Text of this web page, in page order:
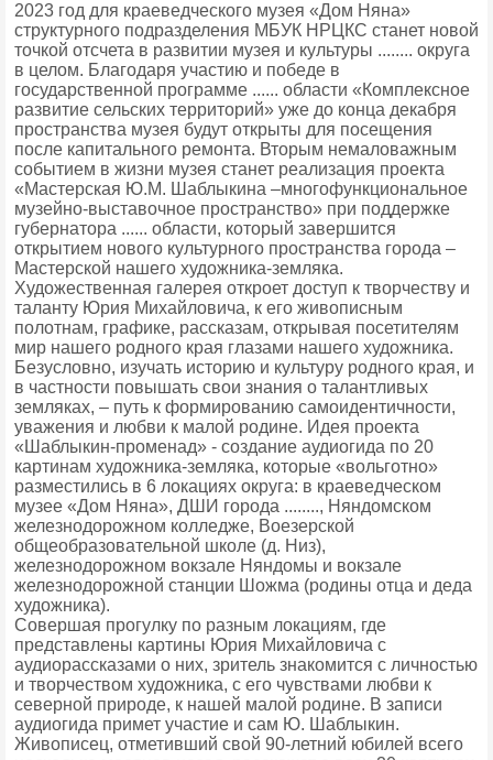
2023 год для краеведческого музея «Дом Няна»
структурного подразделения МБУК НРЦКС станет новой
точкой отсчета в развитии музея и культуры ........ округа
в целом. Благодаря участию и победе в
государственной программе ...... области «Комплексное
развитие сельских территорий» уже до конца декабря
пространства музея будут открыты для посещения
после капитального ремонта. Вторым немаловажным
событием в жизни музея станет реализация проекта
«Мастерская Ю.М. Шаблыкина –многофункциональное
музейно-выставочное пространство» при поддержке
губернатора ...... области, который завершится
открытием нового культурного пространства города –
Мастерской нашего художника-земляка.
Художественная галерея откроет доступ к творчеству и
таланту Юрия Михайловича, к его живописным
полотнам, графике, рассказам, открывая посетителям
мир нашего родного края глазами нашего художника.
Безусловно, изучать историю и культуру родного края, и
в частности повышать свои знания о талантливых
земляках, – путь к формированию самоидентичности,
уважения и любви к малой родине. Идея проекта
«Шаблыкин-променад» - создание аудиогида по 20
картинам художника-земляка, которые «вольготно»
разместились в 6 локациях округа: в краеведческом
музее «Дом Няна», ДШИ города ........, Няндомском
железнодорожном колледже, Воезерской
общеобразовательной школе (д. Низ),
железнодорожном вокзале Няндомы и вокзале
железнодорожной станции Шожма (родины отца и деда
художника).
Совершая прогулку по разным локациям, где
представлены картины Юрия Михайловича с
аудиорассказами о них, зритель знакомится с личностью
и творчеством художника, с его чувствами любви к
северной природе, к нашей малой родине. В записи
аудиогида примет участие и сам Ю. Шаблыкин.
Живописец, отметивший свой 90-летний юбилей всего